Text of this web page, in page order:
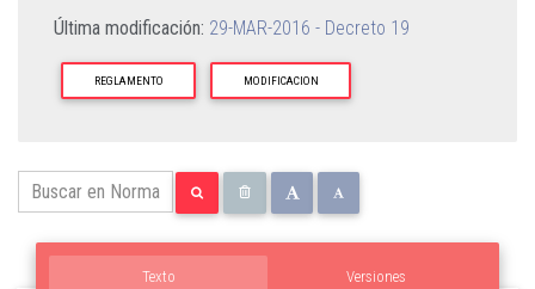
Última modificación: 29-MAR-2016 - Decreto 19
REGLAMENTO MODIFICACION
Texto Versiones